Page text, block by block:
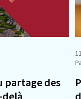
partage des
delà